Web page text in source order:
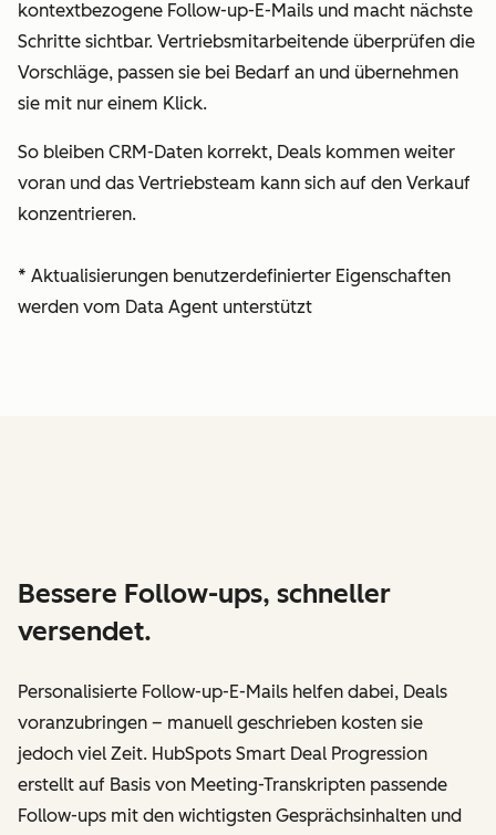
kontextbezogene Follow-up-E-Mails und macht nächste
Schritte sichtbar. Vertriebsmitarbeitende überprüfen die
Vorschläge, passen sie bei Bedarf an und übernehmen
sie mit nur einem Klick.
So bleiben CRM-Daten korrekt, Deals kommen weiter
voran und das Vertriebsteam kann sich auf den Verkauf
konzentrieren.
* Aktualisierungen benutzerdefinierter Eigenschaften
werden vom Data Agent unterstützt
Bessere Follow-ups, schneller
versendet.
Personalisierte Follow-up-E-Mails helfen dabei, Deals
voranzubringen – manuell geschrieben kosten sie
jedoch viel Zeit. HubSpots Smart Deal Progression
erstellt auf Basis von Meeting-Transkripten passende
Follow-ups mit den wichtigsten Gesprächsinhalten und